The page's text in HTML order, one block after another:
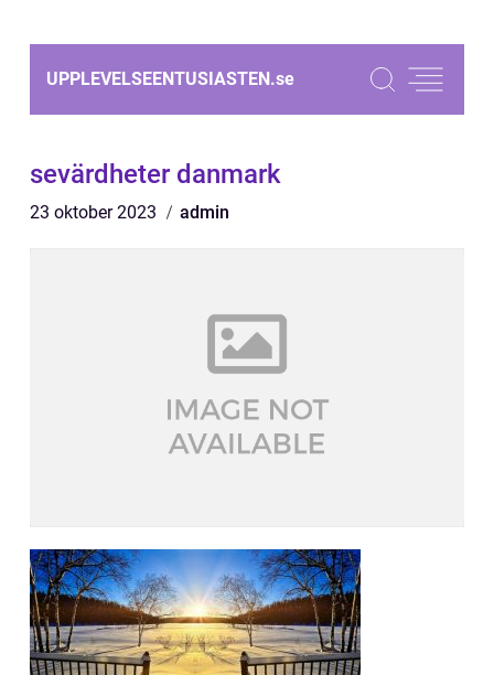
UPPLEVELSEENTUSIASTEN.se
sevärdheter danmark
23 oktober 2023 admin